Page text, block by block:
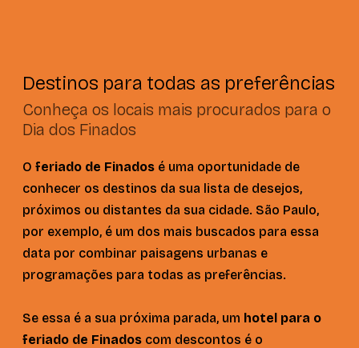
Destinos para todas as preferências
Conheça os locais mais procurados para o
Dia dos Finados
O feriado de Finados é uma oportunidade de
conhecer os destinos da sua lista de desejos,
próximos ou distantes da sua cidade. São Paulo,
por exemplo, é um dos mais buscados para essa
data por combinar paisagens urbanas e
programações para todas as preferências.
Se essa é a sua próxima parada, um hotel para o
feriado de Finados com descontos é o